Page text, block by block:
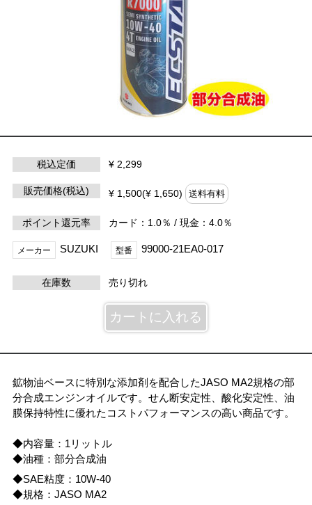
税込定価 ¥ 2,299
販売価格(税込) ¥ 1,500(¥ 1,650) 送料有料
ポイント還元率 カード：1.0％ / 現金：4.0％
メーカー SUZUKI 型番 99000-21EA0-017
在庫数 売り切れ
鉱物油ベースに特別な添加剤を配合したJASO MA2規格の部
分合成エンジンオイルです。せん断安定性、酸化安定性、油
膜保持特性に優れたコストパフォーマンスの高い商品です。
◆内容量：1リットル
◆油種：部分合成油
◆SAE粘度：10W-40
◆規格：JASO MA2